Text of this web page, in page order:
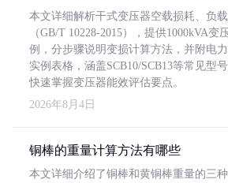
本文详细解析干式变压器空载损耗、负
（GB/T 10228-2015），提供1000kVA变
例，分步骤说明变损计算方法，并附电
实例表格，涵盖SCB10/SCB13等常见型
快速掌握变压器能效评估要点。
2026年8月4日
铜棒的重量计算方法有哪些
本文详细介绍了铜棒和黄铜棒重量的三